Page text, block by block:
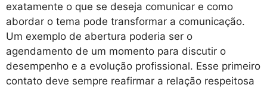
exatamente o que se deseja comunicar e como
abordar o tema pode transformar a comunicação.
Um exemplo de abertura poderia ser o
agendamento de um momento para discutir o
desempenho e a evolução profissional. Esse primeiro
contato deve sempre reafirmar a relação respeitosa